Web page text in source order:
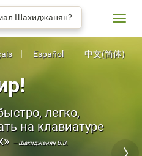
легко,
на клавиатуре
— Шахиджанян В.В.
Español 中文(简体)
Шахиджанян?